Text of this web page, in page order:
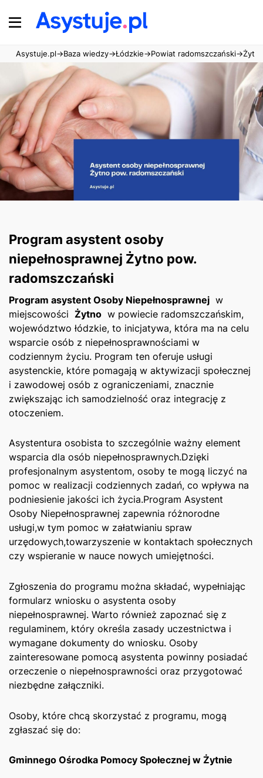
Asystuje.pl→Baza wiedzy→Łódzkie→Powiat radomszczański→
Program asystent osoby
niepełnosprawnej Żytno pow.
radomszczański
Program asystent Osoby Niepełnosprawnej ‍ w
miejscowości ‍ Żytno ‌ w powiecie radomszczańskim,
województwo łódzkie,⁣ to inicjatywa, ‌która ma⁣ na celu
wsparcie osób z niepełnosprawnościami⁣ w
codziennym życiu. Program ten ​oferuje ⁢usługi
⁤asystenckie, ⁤które pomagają w​ aktywizacji społecznej
i zawodowej osób z ograniczeniami, znacznie
zwiększając ich samodzielność oraz⁢ integrację z⁣
otoczeniem.
Asystentura osobista to ⁤szczególnie ważny element
wsparcia dla osób niepełnosprawnych.Dzięki
profesjonalnym asystentom, osoby ‍te mogą liczyć na
pomoc w realizacji codziennych zadań, co wpływa na
podniesienie jakości ich życia.Program ⁣Asystent
Osoby Niepełnosprawnej zapewnia różnorodne
usługi,w tym pomoc w załatwianiu spraw
urzędowych,towarzyszenie w kontaktach społecznych
czy‌ wspieranie w⁣ nauce nowych umiejętności.
Zgłoszenia do programu ⁢można składać, wypełniając
formularz ⁢wniosku‌ o ⁣asystenta osoby
niepełnosprawnej. Warto⁤ również zapoznać się z
regulaminem, który określa zasady uczestnictwa i
wymagane dokumenty ⁤do ‍wniosku. Osoby
zainteresowane pomocą asystenta powinny posiadać
orzeczenie o niepełnosprawności oraz przygotować ​
niezbędne‍ załączniki.
Osoby, które ‌chcą ⁤skorzystać z programu, mogą
zgłaszać ‍się do:
Gminnego Ośrodka Pomocy Społecznej w ⁢Żytnie